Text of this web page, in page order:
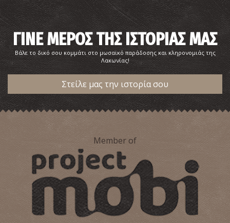
ΓΙΝΕ ΜΕΡΟΣ ΤΗΣ ΙΣΤΟΡΙΑΣ ΜΑΣ
Βάλε το δικό σου κομμάτι στο μωσαϊκό παράδοσης και κληρονομιάς της
Λακωνίας!
Στείλε μας την ιστορία σου
Member of